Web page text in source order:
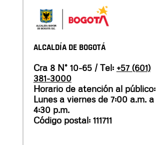
ALCALDÍA DE BOGOTÁ
Cra 8 N° 10-65 / Tel: +57 (601)
381-3000
Horario de atención al público:
Lunes a viernes de 7:00 a.m. a
4:30 p.m.
Código postal: 111711